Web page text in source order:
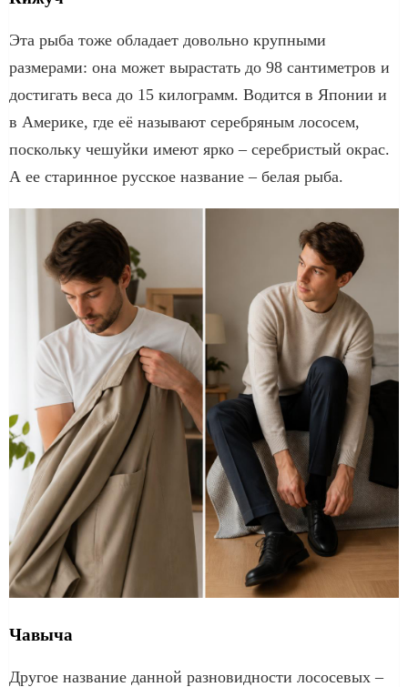
Эта рыба тоже обладает довольно крупными
размерами: она может вырастать до 98 сантиметров и
достигать веса до 15 килограмм. Водится в Японии и
в Америке, где её называют серебряным лососем,
поскольку чешуйки имеют ярко – серебристый окрас.
А ее старинное русское название – белая рыба.
Чавыча
Другое название данной разновидности лососевых –